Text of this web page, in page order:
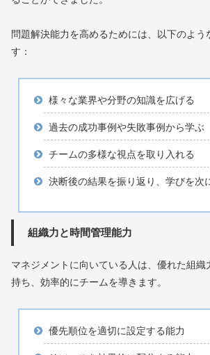
問題解決能力を高めるためには、以下のよう
す：
様々な業界や分野の知識を広げる
過去の成功事例や失敗事例から学ぶ
チームの多様な視点を取り入れる
決断後の結果を振り返り、学びを次
組織力と時間管理能力
マネジメントに向いている人は、優れた組織
持ち、効率的にチームを導きます。
優先順位を適切に設定する能力